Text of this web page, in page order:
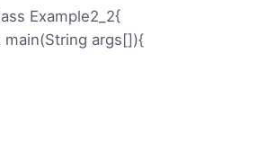
Example2_2{
args[]){